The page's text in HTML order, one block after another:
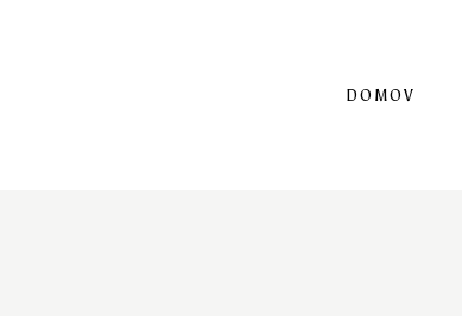
DOMOV